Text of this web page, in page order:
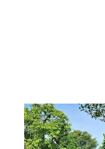
OLIVET 45
281,42 m2, 9
Ref : 218